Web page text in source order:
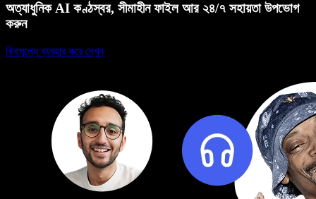
অত্যাধুনিক AI কণ্ঠস্বর, সীমাহীন ফাইল আর ২৪/৭ সহায়তা উপভোগ
করুন
বিনামূল্যে ব্যবহার করে দেখুন